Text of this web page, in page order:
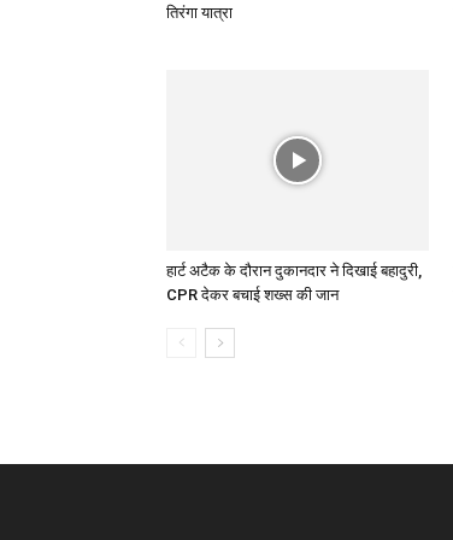
तिरंगा यात्रा
हार्ट अटैक के दौरान दुकानदार ने दिखाई बहादुरी,
CPR देकर बचाई शख्स की जान